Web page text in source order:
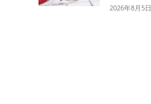
2026年8月5日